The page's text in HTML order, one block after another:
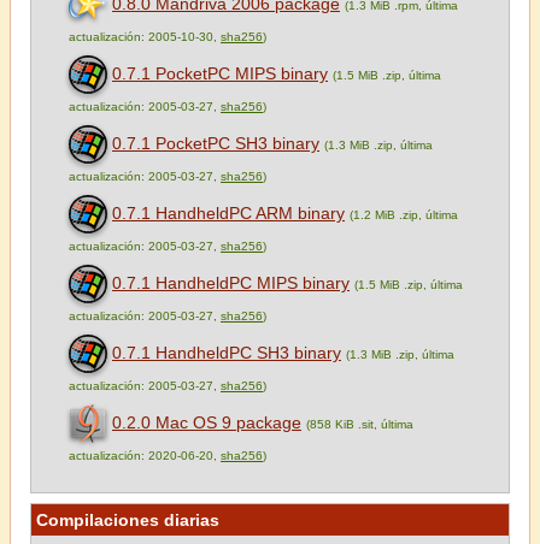
(1.3 MiB .rpm, última
actualización: 2005-10-30, sha256)
0.7.1 PocketPC MIPS binary (1.5 MiB .zip, última
actualización: 2005-03-27, sha256)
0.7.1 PocketPC SH3 binary (1.3 MiB .zip, última
actualización: 2005-03-27, sha256)
0.7.1 HandheldPC ARM binary (1.2 MiB .zip, última
actualización: 2005-03-27, sha256)
0.7.1 HandheldPC MIPS binary (1.5 MiB .zip, última
actualización: 2005-03-27, sha256)
0.7.1 HandheldPC SH3 binary (1.3 MiB .zip, última
actualización: 2005-03-27, sha256)
0.2.0 Mac OS 9 package (858 KiB .sit, última
actualización: 2020-06-20, sha256)
Compilaciones diarias